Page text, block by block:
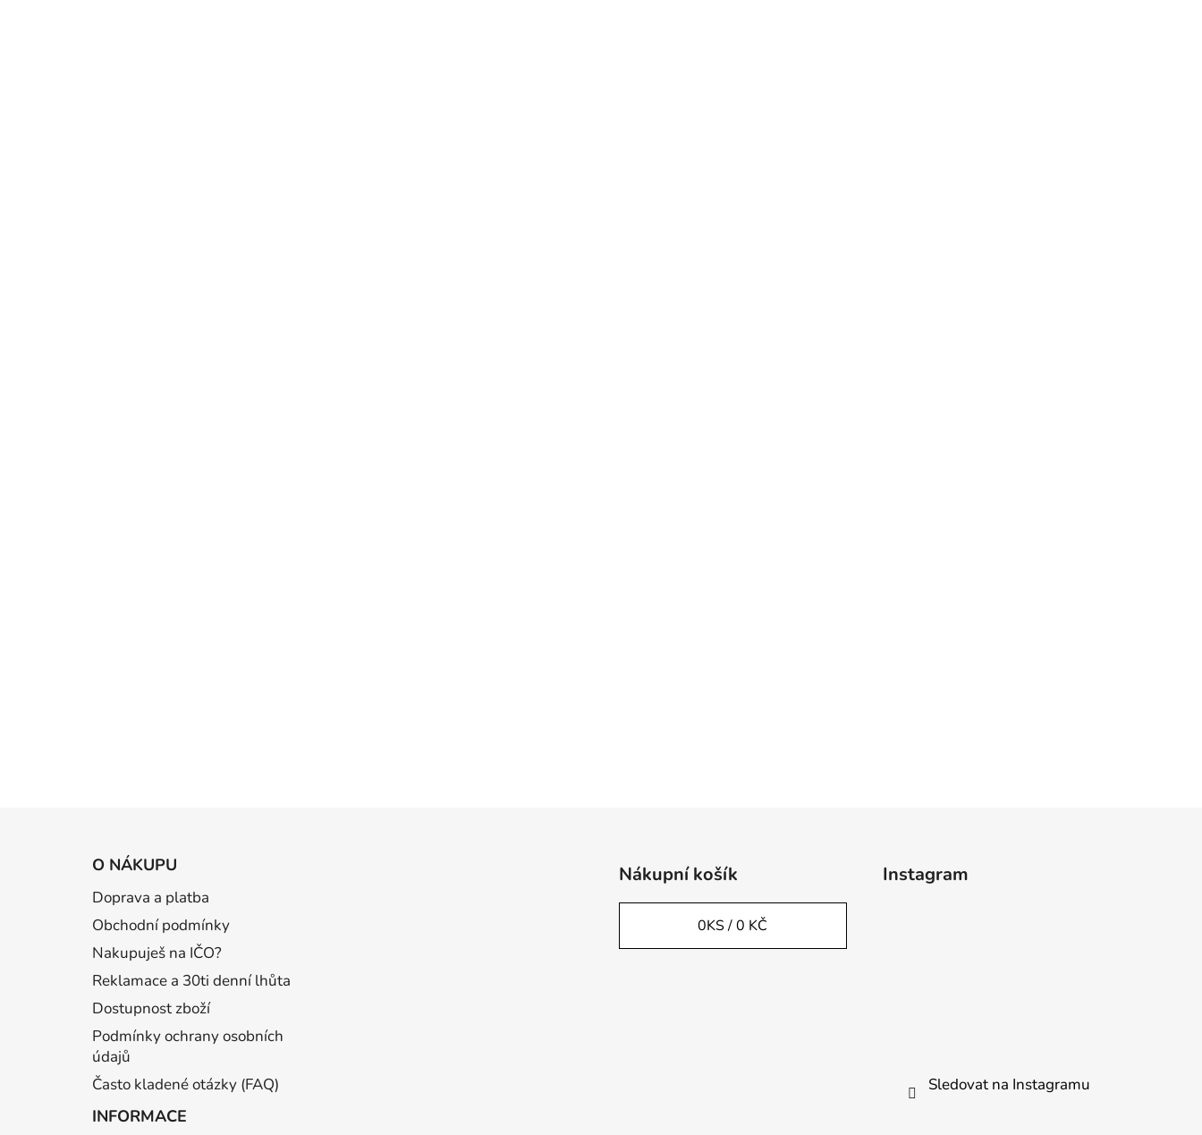
O NÁKUPU
Doprava a platba
Obchodní podmínky
Nakupuješ na IČO?
Reklamace a 30ti denní lhůta
Dostupnost zboží
Podmínky ochrany osobních
údajů
Často kladené otázky (FAQ)
INFORMACE
Nákupní košík
0KS /0 KČ
Instagram
Sledovat na Instagramu